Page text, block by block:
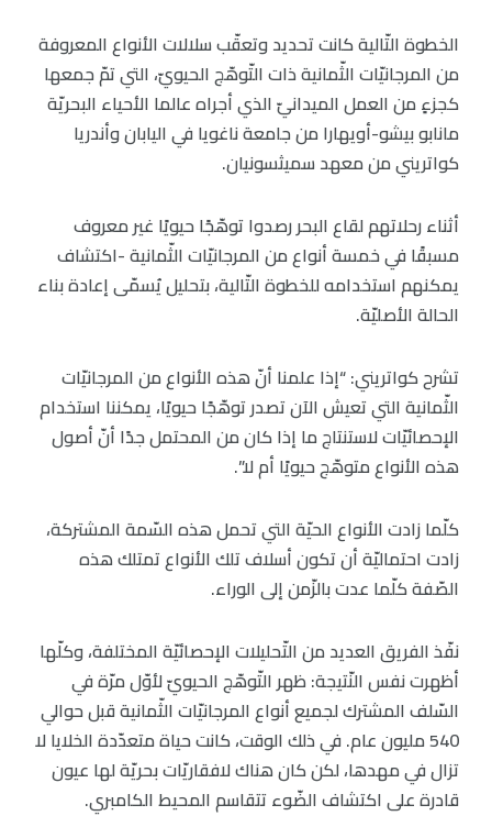
الخطوة التّالية كانت تحديد وتعقّب سلالات الأنواع المعروفة
من المرجانيّات الثّمانية ذات التّوهّج الحيويّ، التي تمّ جمعها
كجزءٍ من العمل الميدانيّ الذي أجراه عالما الأحياء البحريّة
مانابو بيشو-أويهارا من جامعة ناغويا في اليابان وأندريا
كواتريني من معهد سميثسونيان.
أثناء رحلاتهم لقاع البحر رصدوا توهّجًا حيويًا غير معروف
مسبقًا في خمسة أنواع من المرجانيّات الثّمانية -اكتشاف
يمكنهم استخدامه للخطوة التّالية، بتحليل يُسمّى إعادة بناء
الحالة الأصليّة.
تشرح كواتريني: “إذا علمنا أنّ هذه الأنواع من المرجانيّات
الثّمانية التي تعيش الآن تصدر توهّجًا حيويًا، يمكننا استخدام
الإحصائيّات لاستنتاج ما إذا كان من المحتمل جدًا أنّ أصول
هذه الأنواع متوهّج حيويًا أم لا”.
كلّما زادت الأنواع الحيّة التي تحمل هذه السّمة المشتركة،
زادت احتماليّة أن تكون أسلاف تلك الأنواع تمتلك هذه
الصّفة كلّما عدت بالزّمن إلى الوراء.
نفّذ الفريق العديد من التّحليلات الإحصائيّة المختلفة، وكلّها
أظهرت نفس النّتيجة: ظهر التّوهّج الحيويّ لأوّل مرّة في
السّلف المشترك لجميع أنواع المرجانيّات الثّمانية قبل حوالي
540 مليون عام. في ذلك الوقت، كانت حياة متعدّدة الخلايا لا
تزال في مهدها، لكن كان هناك لافقاريّات بحريّة لها عيون
قادرة على اكتشاف الضّوء تتقاسم المحيط الكامبري.